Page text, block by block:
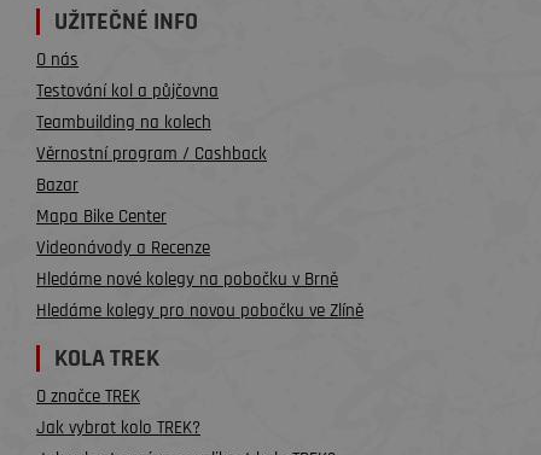
UŽITEČNÉ INFO
O nás
Testování kol a půjčovna
Teambuilding na kolech
Věrnostní program / Cashback
Bazar
Mapa Bike Center
Videonávody a Recenze
Hledáme nové kolegy na pobočku v Brně
Hledáme kolegy pro novou pobočku ve Zlíně
KOLA TREK
O značce TREK
Jak vybrat kolo TREK?